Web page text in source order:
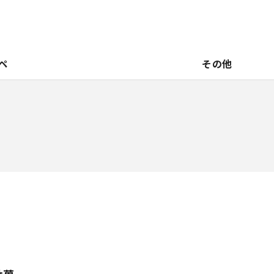
その他